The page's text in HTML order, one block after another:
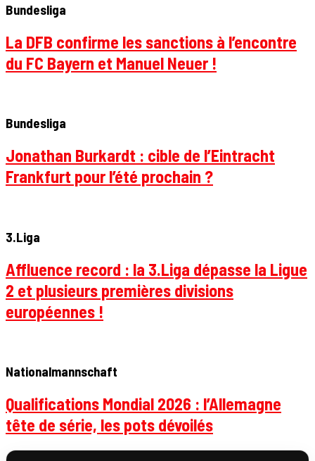
Bundesliga
La DFB confirme les sanctions à l’encontre
du FC Bayern et Manuel Neuer !
Bundesliga
Jonathan Burkardt : cible de l’Eintracht
Frankfurt pour l’été prochain ?
3.Liga
Affluence record : la 3.Liga dépasse la Ligue
2 et plusieurs premières divisions
européennes !
Nationalmannschaft
Qualifications Mondial 2026 : l’Allemagne
tête de série, les pots dévoilés